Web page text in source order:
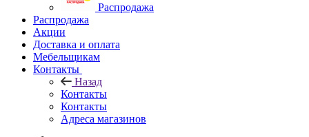
Распродажа
Распродажа
Акции
Доставка и оплата
Мебельщикам
Контакты
Назад
Контакты
Контакты
Адреса магазинов